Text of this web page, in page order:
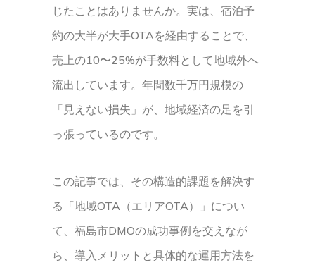
じたことはありませんか。実は、宿泊予
約の大半が大手OTAを経由することで、
売上の10〜25%が手数料として地域外へ
流出しています。年間数千万円規模の
「見えない損失」が、地域経済の足を引
っ張っているのです。
この記事では、その構造的課題を解決す
る「地域OTA（エリアOTA）」につい
て、福島市DMOの成功事例を交えなが
ら、導入メリットと具体的な運用方法を